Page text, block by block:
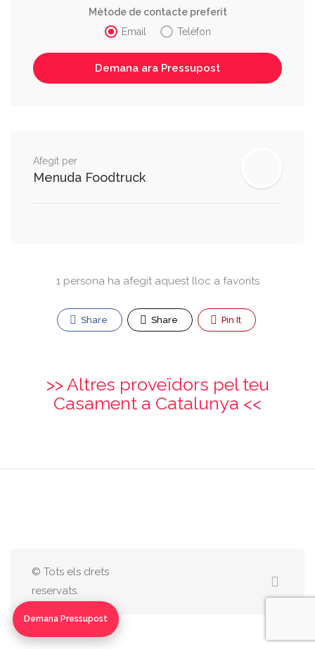
Mètode de contacte preferit
Email
Telèfon
Afegit per
Menuda Foodtruck
1 persona ha afegit aquest lloc a favorits
Share Share Pin It
>> Altres proveïdors pel teu
Casament a Catalunya <<
© Tots els drets
reservats.
Demana Pressupost